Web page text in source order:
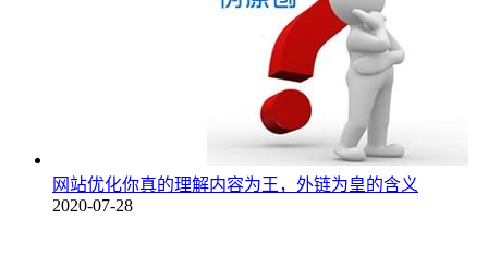
网站优化你真的理解内容为王，外链为皇的含义
2020-07-28